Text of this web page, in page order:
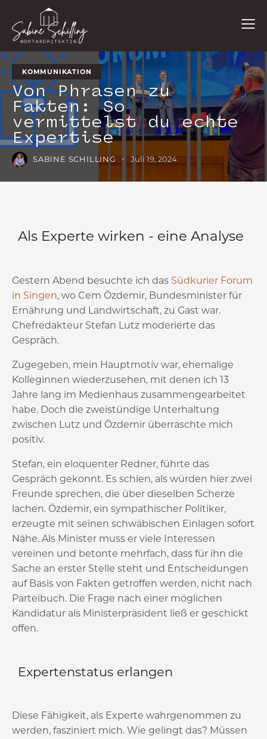
KOMMUNIKATION
Von Phrasen zu
Fakten: So
vermittelst du echte
Expertise
SABINE SCHILLING Juli 19, 2024
Als Experte wirken - eine Analyse
Gestern Abend besuchte ich das Südkurier Forum
in Singen, wo Cem Özdemir, Bundesminister für
Ernährung und Landwirtschaft, zu Gast war.
Chefredakteur Stefan Lutz moderierte das
Gespräch.
Zugegeben, mein Hauptmotiv war, ehemalige
Kolleginnen wiederzusehen, mit denen ich 13
Jahre lang im Medienhaus zusammengearbeitet
habe. Doch die zweistündige Unterhaltung
zwischen Lutz und Özdemir überraschte mich
positiv.
Stefan, ein eloquenter Redner, führte das
Gespräch gekonnt. Es schien, als würden hier zwei
Freunde sprechen, die über dieselben Scherze
lachen. Özdemir, ein sympathischer Politiker,
erzeugte mit seinen schwäbischen Einlagen sofort
Nähe. Als Minister muss er viele Interessen
vereinen und betonte mehrfach, dass für ihn die
Sache an erster Stelle steht und Entscheidungen
auf Basis von Fakten getroffen werden, nicht nach
Parteibuch. Die Frage nach einer möglichen
Kandidatur als Ministerpräsident ließ er geschickt
offen.
Expertenstatus erlangen
Diese Fähigkeit, als Experte wahrgenommen zu
werden, fasziniert mich. Wie gelingt das? Müssen